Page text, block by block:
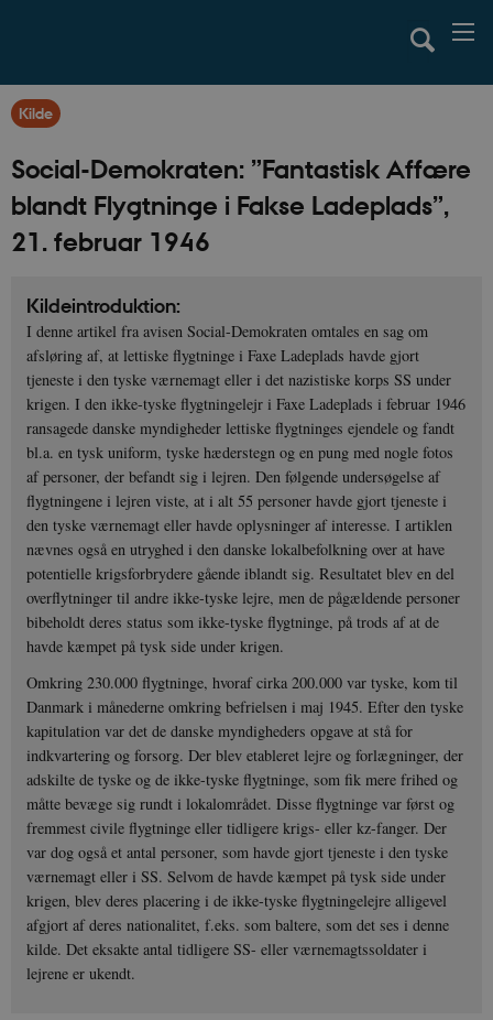
Kilde
Social-Demokraten: ”Fantastisk Affære
blandt Flygtninge i Fakse Ladeplads”,
21. februar 1946
Kildeintroduktion:
I denne artikel fra avisen Social-Demokraten omtales en sag om
afsløring af, at lettiske flygtninge i Faxe Ladeplads havde gjort
tjeneste i den tyske værnemagt eller i det nazistiske korps SS under
krigen. I den ikke-tyske flygtningelejr i Faxe Ladeplads i februar 1946
ransagede danske myndigheder lettiske flygtninges ejendele og fandt
bl.a. en tysk uniform, tyske hæderstegn og en pung med nogle fotos
af personer, der befandt sig i lejren. Den følgende undersøgelse af
flygtningene i lejren viste, at i alt 55 personer havde gjort tjeneste i
den tyske værnemagt eller havde oplysninger af interesse. I artiklen
nævnes også en utryghed i den danske lokalbefolkning over at have
potentielle krigsforbrydere gående iblandt sig. Resultatet blev en del
overflytninger til andre ikke-tyske lejre, men de pågældende personer
bibeholdt deres status som ikke-tyske flygtninge, på trods af at de
havde kæmpet på tysk side under krigen.
Omkring 230.000 flygtninge, hvoraf cirka 200.000 var tyske, kom til
Danmark i månederne omkring befrielsen i maj 1945. Efter den tyske
kapitulation var det de danske myndigheders opgave at stå for
indkvartering og forsorg. Der blev etableret lejre og forlægninger, der
adskilte de tyske og de ikke-tyske flygtninge, som fik mere frihed og
måtte bevæge sig rundt i lokalområdet. Disse flygtninge var først og
fremmest civile flygtninge eller tidligere krigs- eller kz-fanger. Der
var dog også et antal personer, som havde gjort tjeneste i den tyske
værnemagt eller i SS. Selvom de havde kæmpet på tysk side under
krigen, blev deres placering i de ikke-tyske flygtningelejre alligevel
afgjort af deres nationalitet, f.eks. som baltere, som det ses i denne
kilde. Det eksakte antal tidligere SS- eller værnemagtssoldater i
lejrene er ukendt.